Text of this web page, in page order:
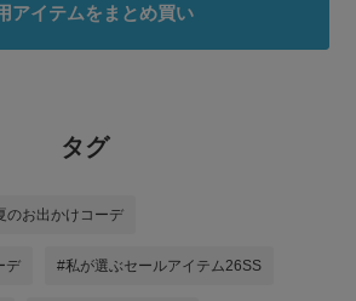
アイテムをまとめ買い
タグ
のお出かけコーデ
デ #私が選ぶセールアイテム26SS